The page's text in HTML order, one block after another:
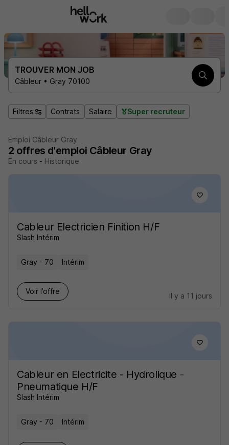
TROUVER MON JOB
Câbleur • Gray 70100
Filtres Contrats Salaire Super recruteur
Emploi Câbleur Gray
2 offres d'emploi Câbleur Gray
En cours - Historique
Cableur Electricien Finition H/F
Slash Intérim
Gray - 70 Intérim
Voir l’offre
il y a 11 jours
Cableur en Electricite - Hydrolique -
Pneumatique H/F
Slash Intérim
Gray - 70 Intérim